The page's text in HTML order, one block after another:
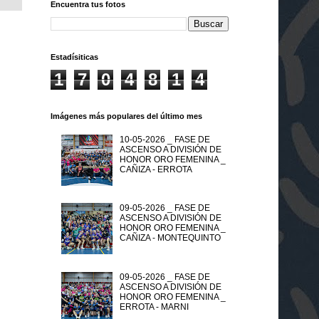
Encuentra tus fotos
Estadísiticas
1 7 0 4 8 1 4
Imágenes más populares del último mes
10-05-2026 _ FASE DE
ASCENSO A DIVISIÓN DE
HONOR ORO FEMENINA _
CAÑIZA - ERROTA
09-05-2026 _ FASE DE
ASCENSO A DIVISIÓN DE
HONOR ORO FEMENINA _
CAÑIZA - MONTEQUINTO
09-05-2026 _ FASE DE
ASCENSO A DIVISIÓN DE
HONOR ORO FEMENINA _
ERROTA - MARNI